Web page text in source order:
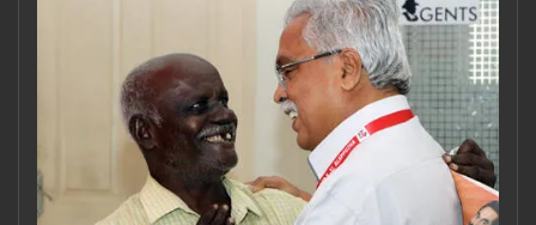
CASE DIARY